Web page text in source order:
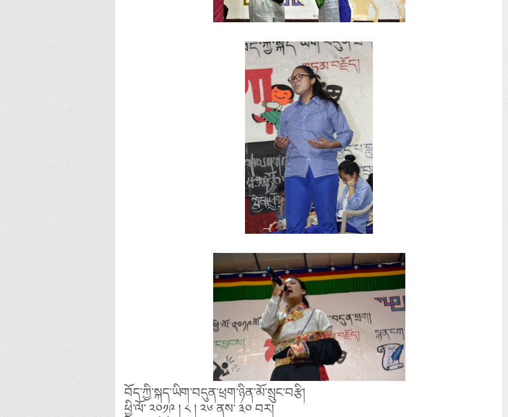
བོད་ཀྱི་སྐད་ཡིག་བདུན་ཕྲག་ཉིན་མོ་སྲུང་བརྩི།
ཕྱི་ལོ་ ༢༠༡༩ ། ༨ ། ༢༦ ནས་ ༣༠ བར།